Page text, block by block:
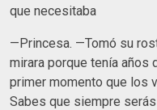
que necesitaba
—Princesa. —Tomó su
mirara porque tenía
primer momento que los
Sabes que siempre